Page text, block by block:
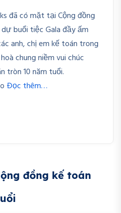
đã có mặt tại Cộng đồng
buổi tiệc Gala đầy ấm
anh, chị em kế toán trong
chung niềm vui chúc
tròn 10 năm tuổi.
Đọc thêm…
đồng kế toán